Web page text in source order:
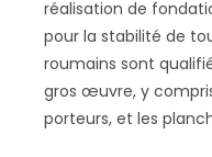
réalisation de
pour la stabilité de
roumains sont
gros œuvre, y
porteurs, et les